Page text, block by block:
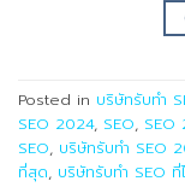
Posted in บริษัทรับทำ
SEO 2024, SEO, SEO
SEO, บริษัทรับทำ SEO
ที่สุด, บริษัทรับทำ SEO ที่